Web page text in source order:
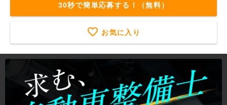
30秒で簡単応募する！（無料）
お気に入り